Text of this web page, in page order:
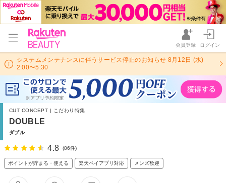
会員登録 ログイン
システムメンテナンスに伴うサービス停止のお知らせ 8月12日 (水)
2:00〜5:30
CUT CONCEPT | こだわり特集
DOUBLE
ダブル
4.8 (86件)
ポイントが貯まる・使える 楽天ペイアプリ対応 メンズ歓迎